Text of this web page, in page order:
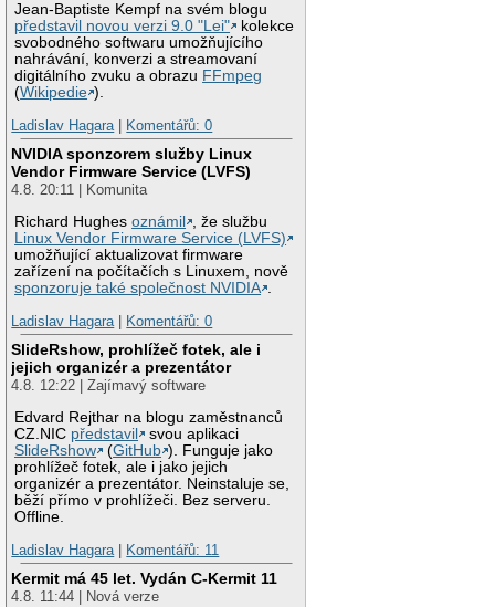
Jean-Baptiste Kempf na svém blogu
představil novou verzi 9.0 "Lei"
kolekce
svobodného softwaru umožňujícího
nahrávání, konverzi a streamovaní
digitálního zvuku a obrazu FFmpeg
(Wikipedie ).
Ladislav Hagara
Komentářů: 0
NVIDIA sponzorem služby Linux
Vendor Firmware Service (LVFS)
4.8. 20:11 | Komunita
Richard Hughesoznámil
, že službu
Linux Vendor Firmware Service (LVFS)
umožňující aktualizovat firmware
zařízení na počítačích s Linuxem, nově
sponzoruje také společnost NVIDIA .
Ladislav Hagara | Komentářů: 0
SlideRshow, prohlížeč fotek, ale i
jejich organizér a prezentátor
4.8. 12:22 | Zajímavý software
Edvard Rejthar na blogu zaměstnanců
CZ.NIC představil
svou aplikaci
SlideRshow
(GitHub ). Funguje jako
prohlížeč fotek, ale i jako jejich
organizér a prezentátor. Neinstaluje se,
běží přímo v prohlížeči. Bez serveru.
Offline.
Ladislav Hagara | Komentářů: 11
Kermit má 45 let. Vydán C-Kermit 11
4.8. 11:44 | Nová verze